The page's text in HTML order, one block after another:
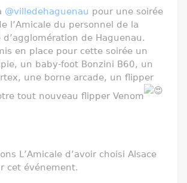
@villedehaguenau pour une soirée
l’Amicale du personnel de la
de Haguenau.
en place pour cette soirée un
un baby-foot Bonzini B60, un
une borne arcade, un flipper
tout nouveau flipper Venom
L’Amicale d’avoir choisi Alsace
cet événement.